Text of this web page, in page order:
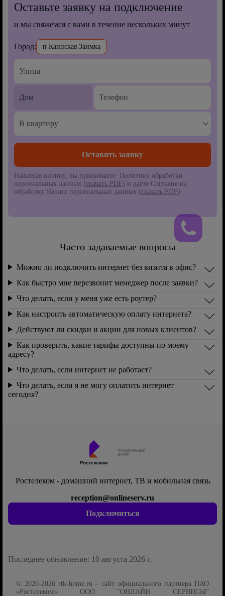
Оставьте заявку на подключение
и мы свяжемся с вами в течение нескольких минут
Город: п Каинская Заимка
В квартиру
Нажимая кнопку, вы принимаете Политику обработки
персональных данных (скачать PDF) и даёте Согласие на
обработку Ваших персональных данных (скачать PDF)
Часто задаваемые вопросы
Можно ли подключить интернет без визита в офис?
Как быстро мне перезвонит менеджер после заявки?
Что делать, если у меня уже есть роутер?
Как настроить автоматическую оплату интернета?
Действуют ли скидки и акции для новых клиентов?
Как проверить, какие тарифы доступны по моему
адресу?
Что делать, если интернет не работает?
Что делать, если я не могу оплатить интернет
сегодня?
Ростелеком - домашний интернет, ТВ и мобильная связь
Подключиться
reception@onlineserv.ru
Последнее обновление: 10 августа 2026 г.
© 2020-2026 rtk-home.ru - сайт официального партнера ПАО
«Ростелеком» ООО "ОНЛАЙН СЕРВИСЫ"